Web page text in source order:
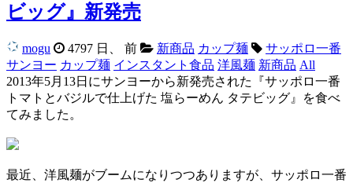
ビッグ』新発売
mogu 4797 日、 前 新商品 カップ麺
サッポロ一番
サンヨー カップ麺 インスタント食品 洋風麺 新商品 All
2013年5月13日にサンヨーから新発売された『サッポロ一番
トマトとバジルで仕上げた 塩らーめん タテビッグ』を食べ
てみました。
最近、洋風麺がブームになりつつありますが、サッポロ一番